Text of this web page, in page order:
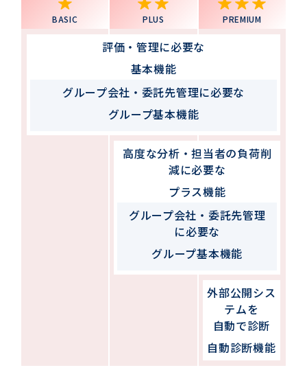
BASIC PLUS PREMIUM
評価・管理に必要な
基本機能
グループ会社・委託先管理に必要な
グループ基本機能
高度な分析・担当者の負荷削
減に必要な
プラス機能
グループ会社・委託先管理
に必要な
グループ基本機能
外部公開シス
テムを
自動で診断
自動診断機能